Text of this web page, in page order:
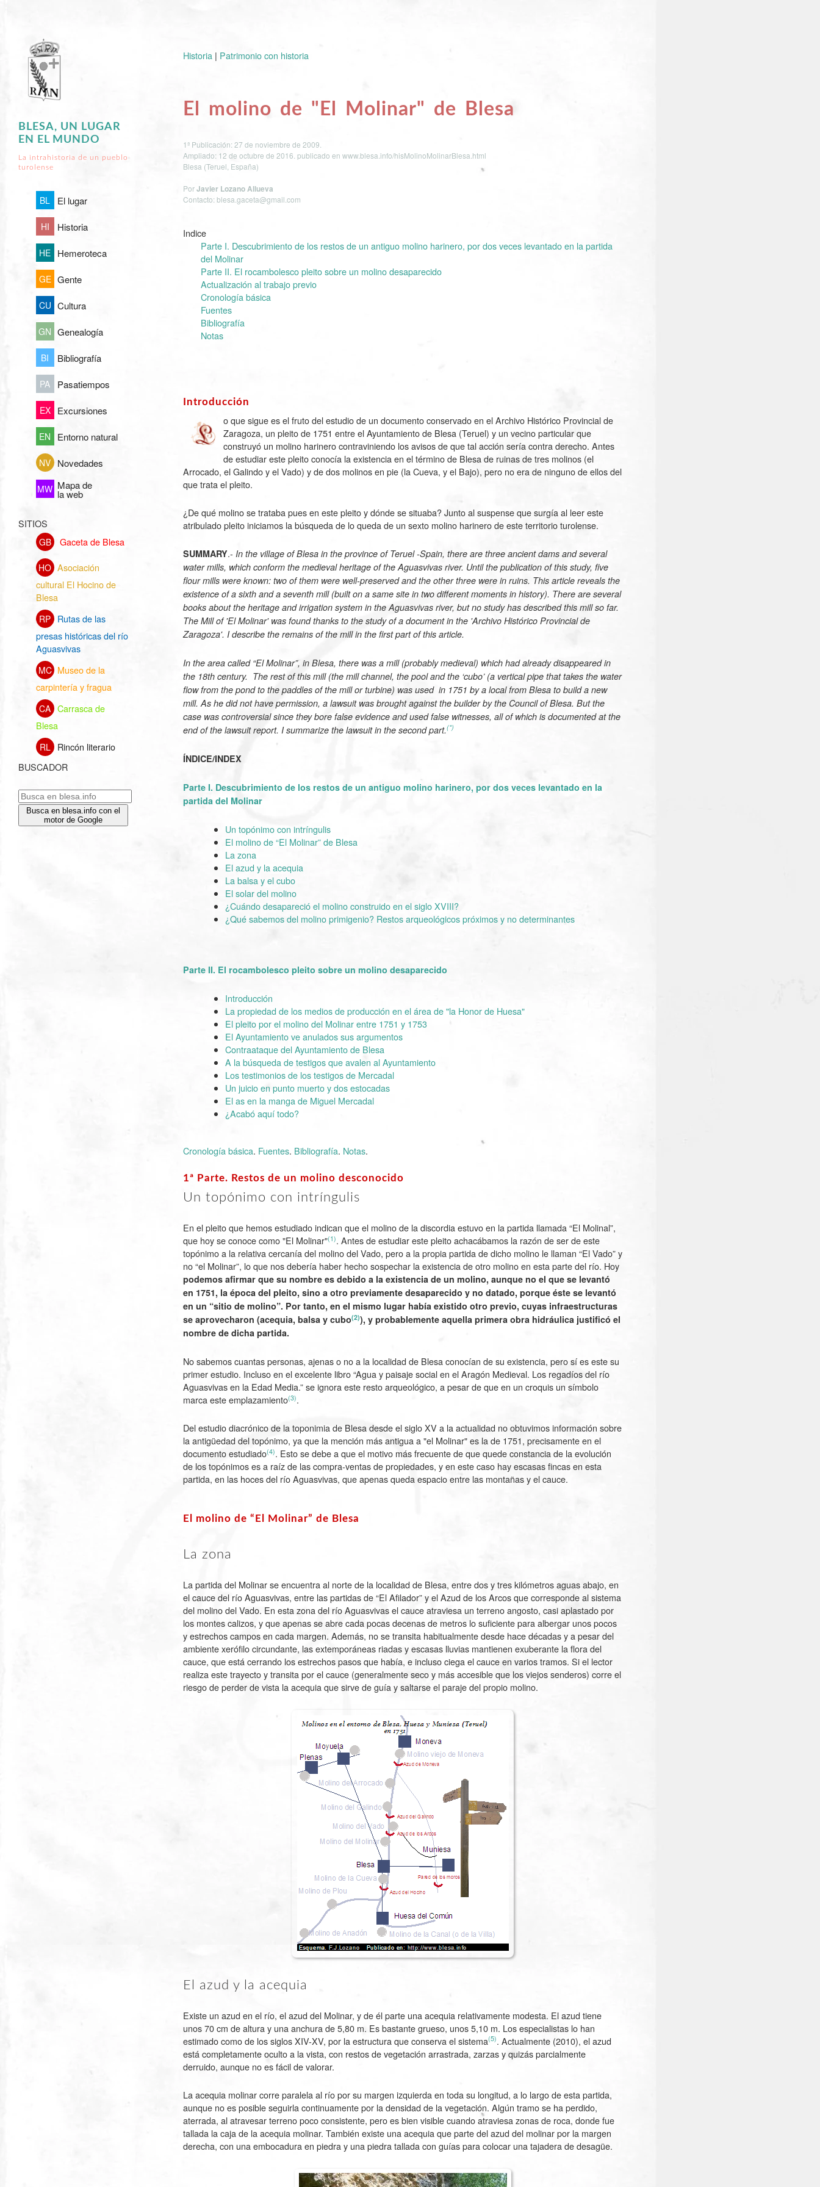
BLESA, UN LUGAR
EN EL MUNDO
La intrahistoria de un pueblo
turolense
BL El lugar
HI Historia
HE Hemeroteca
GE Gente
CU Cultura
GN Genealogía
BI Bibliografía
PA Pasatiempos
EX Excursiones
EN Entorno natural
NV Novedades
MW Mapa de
la web
SITIOS
GB Gaceta de Blesa
HO Asociación
cultural El Hocino de
Blesa
RP Rutas de las
presas históricas del río
Aguasvivas
MC Museo de la
carpintería y fragua
CA Carrasca de
Blesa
RL
Rincón literario
BUSCADOR
Busca en blesa.info con el
motor de Google
Historia | Patrimonio con historia
El molino de "El Molinar" de Blesa
1ª Publicación: 27 de noviembre de 2009.
Ampliado: 12 de octubre de 2016. publicado en www.blesa.info/hisMolinoMolinarBlesa.html
Blesa (Teruel, España)
PorJavier Lozano Allueva
Contacto: blesa.gaceta@gmail.com
Indice
Parte I. Descubrimiento de los restos de un antiguo molino harinero, por dos veces levantado en la partida
del Molinar
Parte II. El rocambolesco pleito sobre un molino desaparecido
Actualización al trabajo previo
Cronología básica
Fuentes
Bibliografía
Notas
Introducción
o que sigue es el fruto del estudio de un documento conservado en el Archivo Histórico Provincial de
Zaragoza, un pleito de 1751 entre el Ayuntamiento de Blesa (Teruel) y un vecino particular que
construyó un molino harinero contraviniendo los avisos de que tal acción sería contra derecho. Antes
de estudiar este pleito conocía la existencia en el término de Blesa de ruinas de tres molinos (el
Arrocado, el Galindo y el Vado) y de dos molinos en pie (la Cueva, y el Bajo), pero no era de ninguno de ellos del
que trata el pleito.
¿De qué molino se trataba pues en este pleito y dónde se situaba? Junto al suspense que surgía al leer este
atribulado pleito iniciamos la búsqueda de lo queda de un sexto molino harinero de este territorio turolense.
SUMMARY.- In the village of Blesa in the province of Teruel -Spain, there are three ancient dams and several
water mills, which conform the medieval heritage of the Aguasvivas river. Until the publication of this study, five
flour mills were known: two of them were well-preserved and the other three were in ruins. This article reveals the
existence of a sixth and a seventh mill (built on a same site in two different moments in history). There are several
books about the heritage and irrigation system in the Aguasvivas river, but no study has described this mill so far.
The Mill of 'El Molinar' was found thanks to the study of a document in the 'Archivo Histórico Provincial de
Zaragoza'. I describe the remains of the mill in the first part of this article.
In the area called “El Molinar”, in Blesa, there was a mill (probably medieval) which had already disappeared in
the 18th century. The rest of this mill (the mill channel, the pool and the ‘cubo’ (a vertical pipe that takes the water
flow from the pond to the paddles of the mill or turbine) was used in 1751 by a local from Blesa to build a new
mill. As he did not have permission, a lawsuit was brought against the builder by the Council of Blesa. But the
case was controversial since they bore false evidence and used false witnesses, all of which is documented at the
end of the lawsuit report. I summarize the lawsuit in the second part.(*)
ÍNDICE/INDEX
Parte I. Descubrimiento de los restos de un antiguo molino harinero, por dos veces levantado en la
partida del Molinar
Un topónimo con intríngulis
El molino de “El Molinar” de Blesa
La zona
El azud y la acequia
La balsa y el cubo
El solar del molino
¿Cuándo desapareció el molino construido en el siglo XVIII?
¿Qué sabemos del molino primigenio? Restos arqueológicos próximos y no determinantes
Parte II. El rocambolesco pleito sobre un molino desaparecido
Introducción
La propiedad de los medios de producción en el área de "la Honor de Huesa"
El pleito por el molino del Molinar entre 1751 y 1753
El Ayuntamiento ve anulados sus argumentos
Contraataque del Ayuntamiento de Blesa
A la búsqueda de testigos que avalen al Ayuntamiento
Los testimonios de los testigos de Mercadal
Un juicio en punto muerto y dos estocadas
El as en la manga de Miguel Mercadal
¿Acabó aquí todo?
Cronología básica. Fuentes. Bibliografía. Notas.
1ª Parte. Restos de un molino desconocido
Un topónimo con intríngulis
En el pleito que hemos estudiado indican que el molino de la discordia estuvo en la partida llamada “El Molinal”,
que hoy se conoce como "El Molinar"(1). Antes de estudiar este pleito achacábamos la razón de ser de este
topónimo a la relativa cercanía del molino del Vado, pero a la propia partida de dicho molino le llaman “El Vado” y
no “el Molinar”, lo que nos debería haber hecho sospechar la existencia de otro molino en esta parte del río. Hoy
podemos afirmar que su nombre es debido a la existencia de un molino, aunque no el que se levantó
en 1751, la época del pleito, sino a otro previamente desaparecido y no datado, porque éste se levantó
en un “sitio de molino”. Por tanto, en el mismo lugar había existido otro previo, cuyas infraestructuras
se aprovecharon (acequia, balsa y cubo(2)), y probablemente aquella primera obra hidráulica justificó el
nombre de dicha partida.
No sabemos cuantas personas, ajenas o no a la localidad de Blesa conocían de su existencia, pero sí es este su
primer estudio. Incluso en el excelente libro “Agua y paisaje social en el Aragón Medieval. Los regadíos del río
Aguasvivas en la Edad Media.” se ignora este resto arqueológico, a pesar de que en un croquis un símbolo
marca este emplazamiento(3).
Del estudio diacrónico de la toponimia de Blesa desde el siglo XV a la actualidad no obtuvimos información sobre
la antigüedad del topónimo, ya que la mención más antigua a "el Molinar" es la de 1751, precisamente en el
documento estudiado(4). Esto se debe a que el motivo más frecuente de que quede constancia de la evolución
de los topónimos es a raíz de las compra-ventas de propiedades, y en este caso hay escasas fincas en esta
partida, en las hoces del río Aguasvivas, que apenas queda espacio entre las montañas y el cauce.
El molino de “El Molinar” de Blesa
La zona
La partida del Molinar se encuentra al norte de la localidad de Blesa, entre dos y tres kilómetros aguas abajo, en
el cauce del río Aguasvivas, entre las partidas de “El Afilador” y el Azud de los Arcos que corresponde al sistema
del molino del Vado. En esta zona del río Aguasvivas el cauce atraviesa un terreno angosto, casi aplastado por
los montes calizos, y que apenas se abre cada pocas decenas de metros lo suficiente para albergar unos pocos
y estrechos campos en cada margen. Además, no se transita habitualmente desde hace décadas y a pesar del
ambiente xerófilo circundante, las extemporáneas riadas y escasas lluvias mantienen exuberante la flora del
cauce, que está cerrando los estrechos pasos que había, e incluso ciega el cauce en varios tramos. Si el lector
realiza este trayecto y transita por el cauce (generalmente seco y más accesible que los viejos senderos) corre el
riesgo de perder de vista la acequia que sirve de guía y saltarse el paraje del propio molino.
El azud y la acequia
Existe un azud en el río, el azud del Molinar, y de él parte una acequia relativamente modesta. El azud tiene
unos 70 cm de altura y una anchura de 5,80 m. Es bastante grueso, unos 5,10 m. Los especialistas lo han
estimado como de los siglos XIV-XV, por la estructura que conserva el sistema(5). Actualmente (2010), el azud
está completamente oculto a la vista, con restos de vegetación arrastrada, zarzas y quizás parcialmente
derruido, aunque no es fácil de valorar.
La acequia molinar corre paralela al río por su margen izquierda en toda su longitud, a lo largo de esta partida,
aunque no es posible seguirla continuamente por la densidad de la vegetación. Algún tramo se ha perdido,
aterrada, al atravesar terreno poco consistente, pero es bien visible cuando atraviesa zonas de roca, donde fue
tallada la caja de la acequia molinar. También existe una acequia que parte del azud del molinar por la margen
derecha, con una embocadura en piedra y una piedra tallada con guías para colocar una tajadera de desagüe.